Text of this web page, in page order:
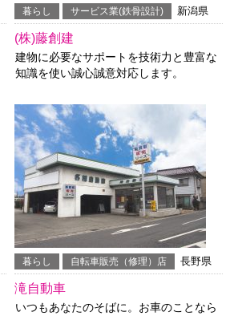
暮らし サービス業(鉄骨設計) 新潟県
(株)藤創建
建物に必要なサポートを技術力と豊富な
知識を使い誠心誠意対応します。
暮らし 自転車販売（修理）店 長野県
滝自動車
いつもあなたのそばに。お車のことなら